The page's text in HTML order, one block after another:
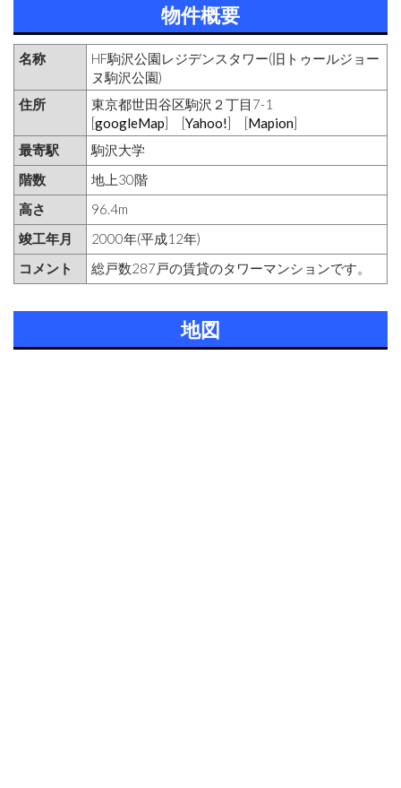
物件概要
名称
HF駒沢公園レジデンスタワー(旧トゥールジョー
ヌ駒沢公園)
住所
東京都世田谷区駒沢２丁目7-1
[googleMap] [Yahoo!] [Mapion]
最寄駅
駒沢大学
階数
地上30階
高さ
96.4m
竣工年月
2000年(平成12年)
コメント
総戸数287戸の賃貸のタワーマンションです。
地図